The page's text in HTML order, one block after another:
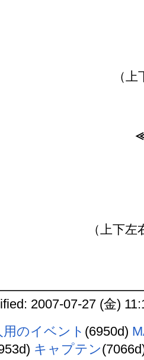
（
（上下
2007-07-27 (金)
用のイベント (6950d)
キャプテン